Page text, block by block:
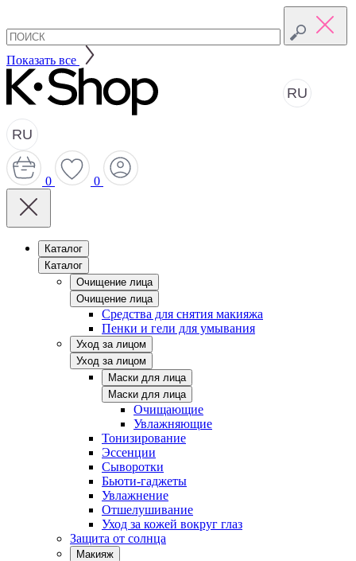
Показать все
RU
RU
0 0
Каталог
Каталог
Очищение лица
Очищение лица
Средства для снятия макияжа
Пенки и гели для умывания
Уход за лицом
Уход за лицом
Маски для лица
Маски для лица
Очищающие
Увлажняющие
Тонизирование
Эссенции
Сыворотки
Бьюти-гаджеты
Увлажнение
Отшелушивание
Уход за кожей вокруг глаз
Защита от солнца
Макияж